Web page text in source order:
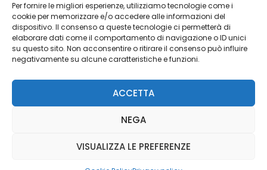
Per fornire le migliori esperienze, utilizziamo tecnologie come i
cookie per memorizzare e/o accedere alle informazioni del
dispositivo. Il consenso a queste tecnologie ci permetterà di
elaborare dati come il comportamento di navigazione o ID unici
su questo sito. Non acconsentire o ritirare il consenso può influire
negativamente su alcune caratteristiche e funzioni.
ACCETTA
NEGA
VISUALIZZA LE PREFERENZE
Cookie Policy
Risorse Aggiuntive